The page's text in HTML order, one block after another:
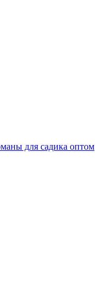
для садика оптом